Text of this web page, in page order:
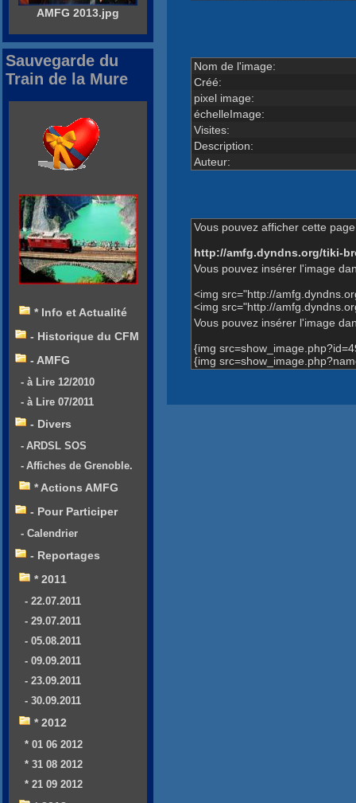
Nom de l'image:
Créé:
pixel image:
échelleImage:
Visites:
Description:
Auteur:
Vous pouvez afficher cette
http://amfg.dyndns.org/tiki-
Vous pouvez insérer l'image
<img src="http://
<img src="http://
Vous pouvez insérer l'image
{img
{img
AMFG 2013.jpg
Sauvegarde du
Train de la Mure
* Info et Actualité
- Historique du CFM
- AMFG
- à Lire 12/2010
- à Lire 07/2011
- Divers
- ARDSL SOS
- Affiches de Grenoble.
* Actions AMFG
- Pour Participer
- Calendrier
- Reportages
* 2011
- 22.07.2011
- 29.07.2011
- 05.08.2011
- 09.09.2011
- 23.09.2011
- 30.09.2011
* 2012
* 01 06 2012
* 31 08 2012
* 21 09 2012